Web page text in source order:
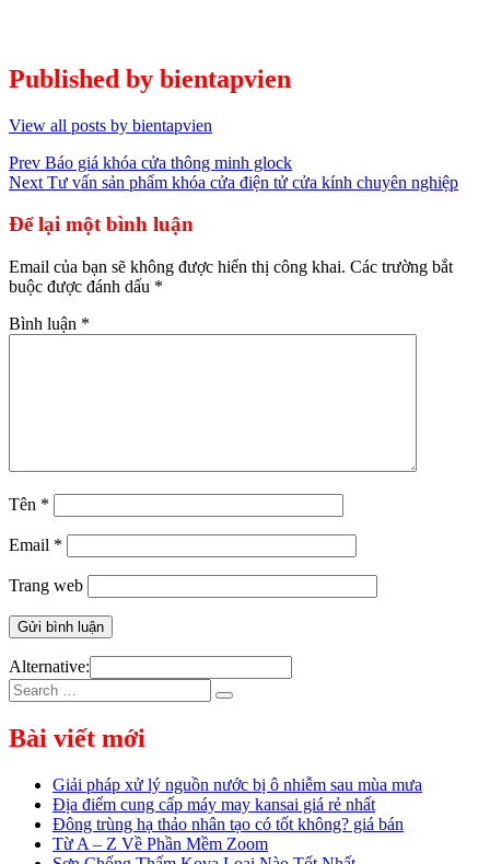
Published by bientapvien
View all posts by bientapvien
Điều
hướng
bài
viết
Prev Báo giá khóa cửa thông minh glock
Next Tư vấn sản phẩm khóa cửa điện tử cửa kính chuyên nghiệp
Để lại một bình luận
Email của bạn sẽ không được hiển thị công khai. Các trường bắt
buộc được đánh dấu *
Bình luận *
Tên *
Email *
Trang web
Alternative:
Search
for:
Search
Bài viết mới
Giải pháp xử lý nguồn nước bị ô nhiễm sau mùa mưa
Địa điểm cung cấp máy may kansai giá rẻ nhất
Đông trùng hạ thảo nhân tạo có tốt không? giá bán
Từ A – Z Về Phần Mềm Zoom